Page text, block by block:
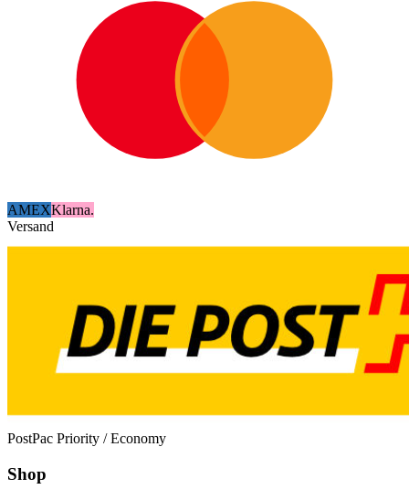
AMEXKlarna.
Versand
PostPac Priority / Economy
Shop